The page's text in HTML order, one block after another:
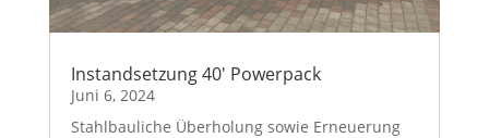
Instandsetzung 40′ Powerpack
Juni 6, 2024
Stahlbauliche Überholung sowie Erneuerung